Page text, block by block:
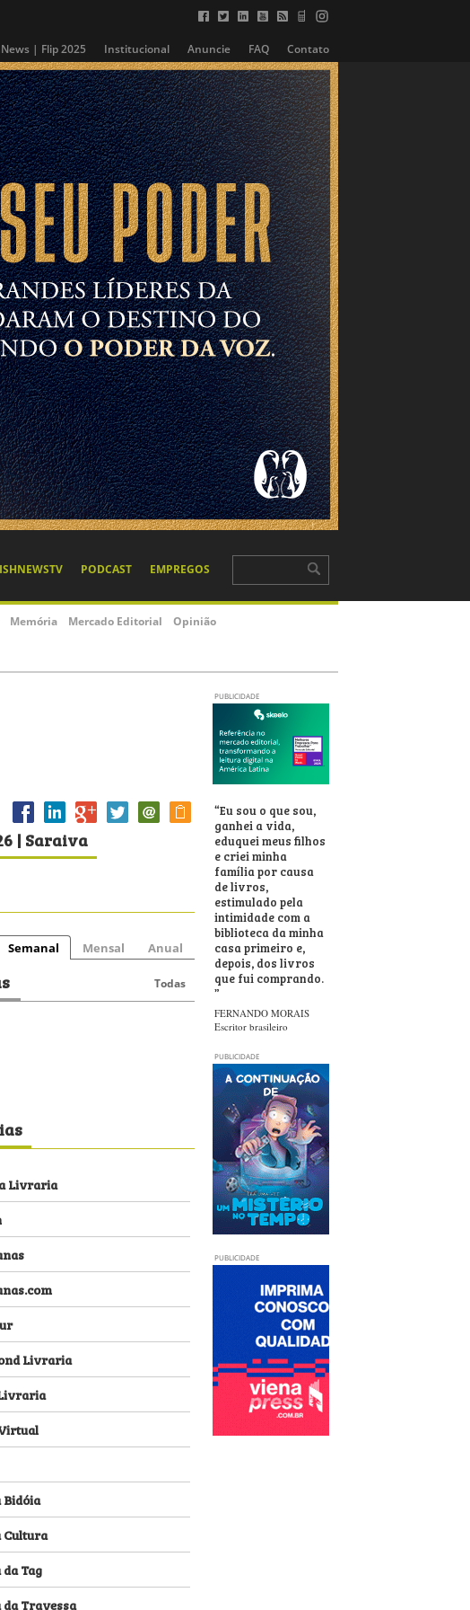
| Flip 2025 Institucional Anuncie FAQ Contato
PODCAST EMPREGOS
Memória Mercado Editorial Opinião
PUBLICIDADE
| Saraiva
Semanal Mensal Anual
Todas
Livraria
Livraria
Tag
Travessa
“Eu sou o que sou,
ganhei a vida,
eduquei meus filhos
e criei minha
família por causa
de livros,
estimulado pela
intimidade com a
biblioteca da minha
casa primeiro e,
depois, dos livros
que fui comprando.
”
FERNANDO MORAIS
Escritor brasileiro
PUBLICIDADE
PUBLICIDADE